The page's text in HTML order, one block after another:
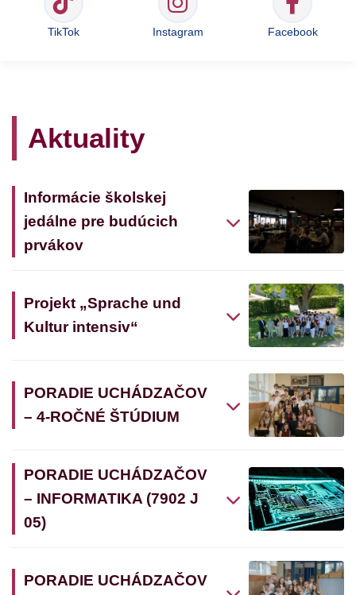
TikTok Instagram Facebook
Aktuality
Informácie školskej
jedálne pre budúcich
prvákov
Projekt „Sprache und
Kultur intensiv“
PORADIE UCHÁDZAČOV
– 4-ROČNÉ ŠTÚDIUM
PORADIE UCHÁDZAČOV
– INFORMATIKA (7902 J
05)
PORADIE UCHÁDZAČOV